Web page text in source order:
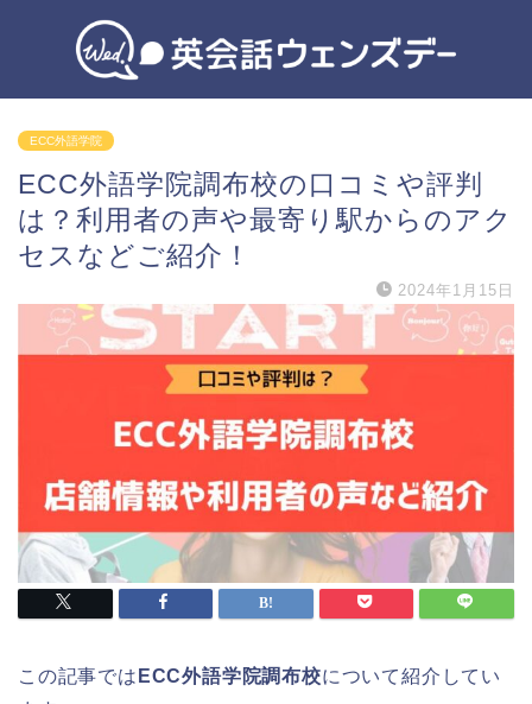
ECC外語学院
ECC外語学院調布校の口コミや評判
は？利用者の声や最寄り駅からのアク
セスなどご紹介！
2024年1月15日
この記事では ECC外語学院調布校について紹介してい